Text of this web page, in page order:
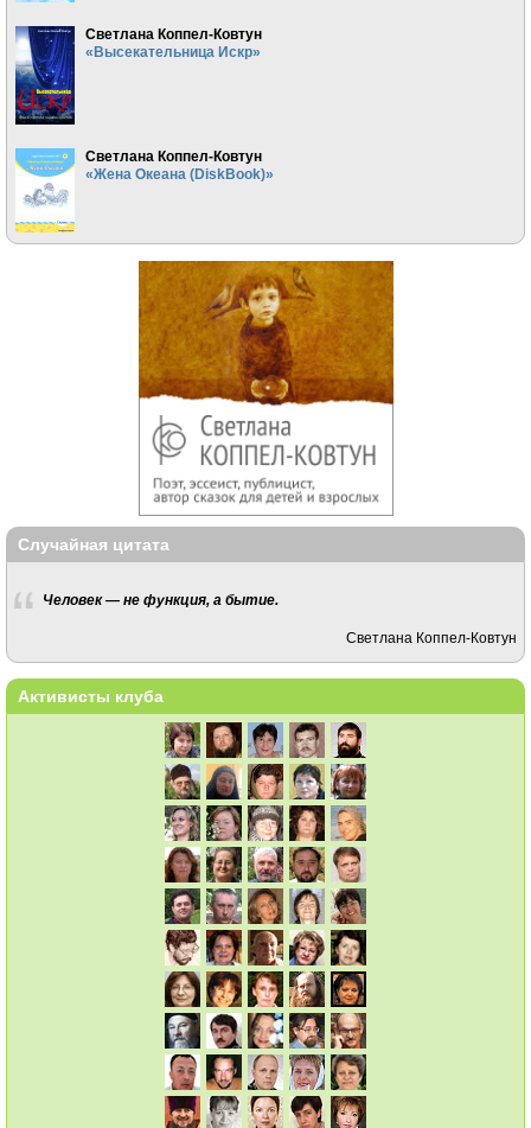
Светлана Коппел-Ковтун
«Высекательница Искр»
Светлана Коппел-Ковтун
«Жена Океана (DiskBook)»
Случайная цитата
Человек — не функция, а бытие.
Светлана Коппел-Ковтун
Активисты клуба